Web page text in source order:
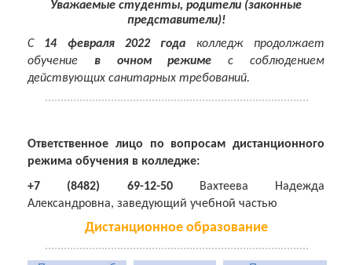
Уважаемые студенты, родители (законные
представители)!
С 14 февраля 2022 года колледж продолжает
обучение в очном режимес соблюдением
действующих санитарных требований.
Ответственное лицо по вопросам дистанционного
режима обучения в колледже:
+7 (8482) 69-12-50Вахтеева Надежда
Александровна, заведующий учебной частью
Дистанционное образование